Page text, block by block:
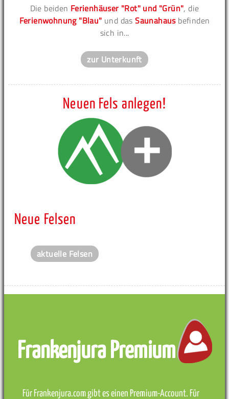
Die beiden Ferienhäuser "Rot" und "Grün", die
Ferienwohnung "Blau" und dasSaunahausbefinden
sich in...
zur Unterkunft
Neuen Fels anlegen!
Neue Felsen
aktuelle Felsen
Frankenjura Premium
Für Frankenjura.com gibt es einen Premium-Account. Für